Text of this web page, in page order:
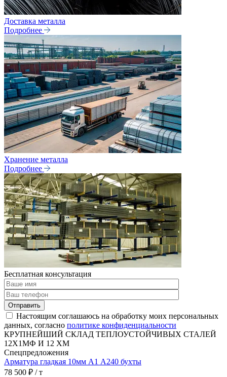
Доставка металла
Подробнее
Хранение металла
Подробнее
Бесплатная консультация
Отправить
Настоящим соглашаюсь на обработку моих персональных
данных, согласно политике конфиденциальности
КРУПНЕЙШИЙ СКЛАД ТЕПЛОУСТОЙЧИВЫХ СТАЛЕЙ
12Х1МФ И 12 ХМ
Спецпредложения
Арматура гладкая 10мм А1 А240 бухты
78 500 ₽ / т